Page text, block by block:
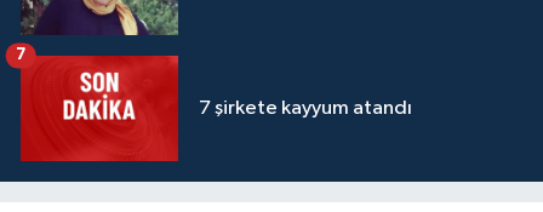
7 şirkete kayyum atandı
7